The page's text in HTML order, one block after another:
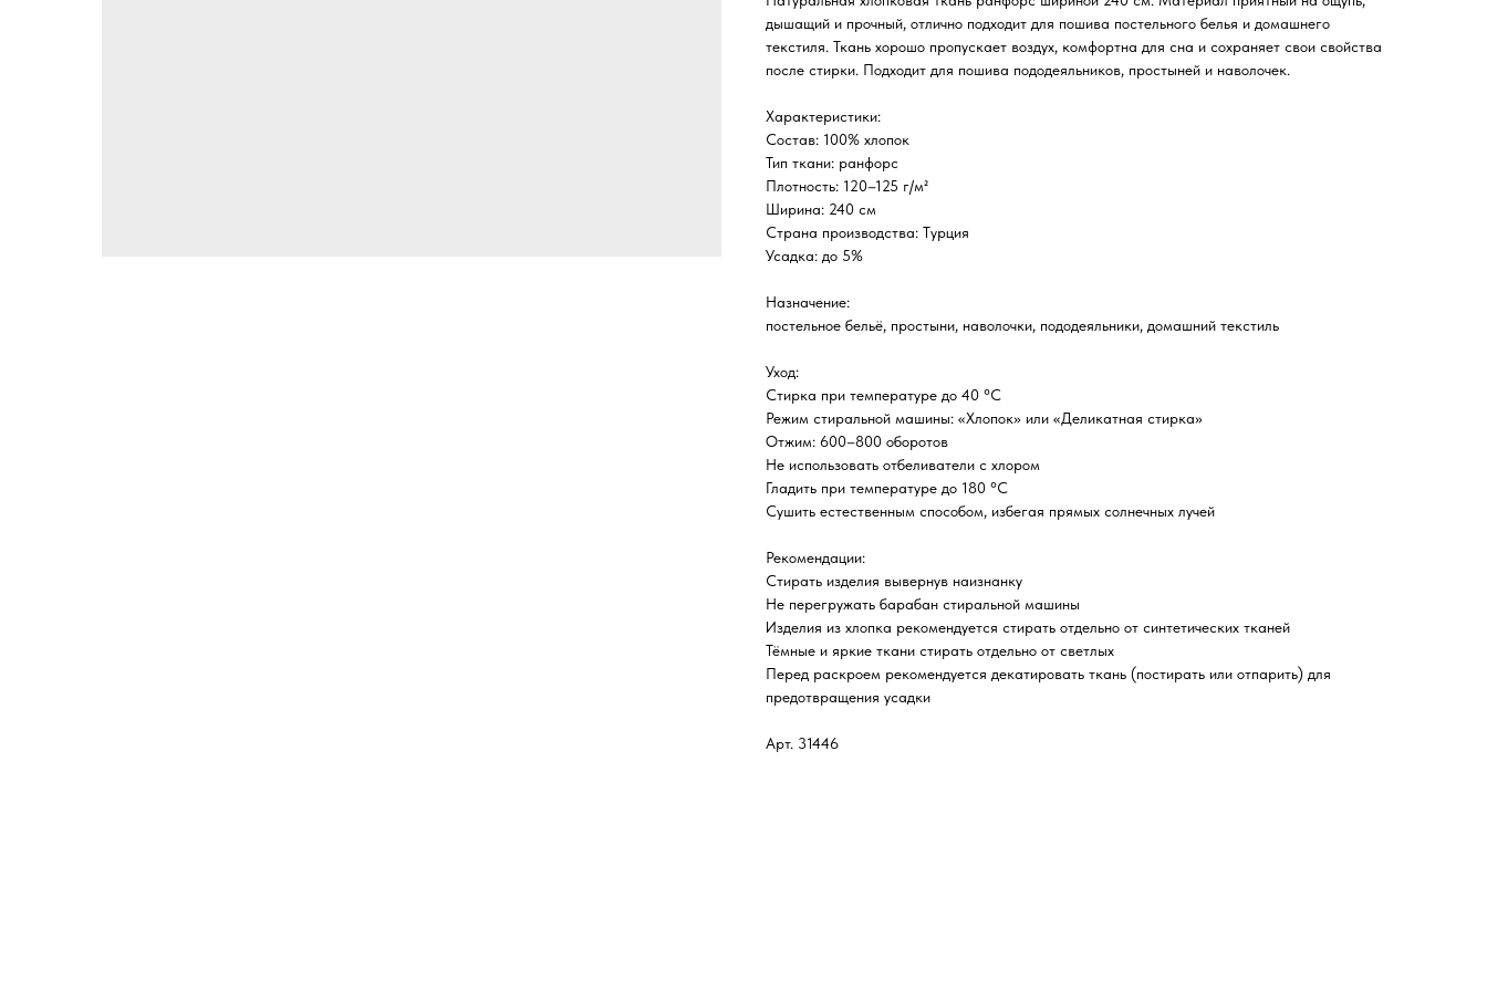
дышащий и прочный, отлично подходит для пошива постельного белья и домашнего
текстиля. Ткань хорошо пропускает воздух, комфортна для сна и сохраняет свои свойства
после стирки. Подходит для пошива пододеяльников, простыней и наволочек.
Характеристики:
Состав: 100% хлопок
Тип ткани: ранфорс
Плотность: 120–125 г/м²
Ширина: 240 см
Страна производства: Турция
Усадка: до 5%
Назначение:
постельное бельё, простыни, наволочки, пододеяльники, домашний текстиль
Уход:
Стирка при температуре до 40 °C
Режим стиральной машины: «Хлопок» или «Деликатная стирка»
Отжим: 600–800 оборотов
Не использовать отбеливатели с хлором
Гладить при температуре до 180 °C
Сушить естественным способом, избегая прямых солнечных лучей
Рекомендации:
Стирать изделия вывернув наизнанку
Не перегружать барабан стиральной машины
Изделия из хлопка рекомендуется стирать отдельно от синтетических тканей
Тёмные и яркие ткани стирать отдельно от светлых
Перед раскроем рекомендуется декатировать ткань (постирать или отпарить) для
предотвращения усадки
Арт. 31446